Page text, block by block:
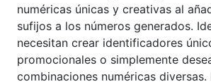
numéricas únicas y creativas al
sufijos a los números generados.
necesitan crear identificadores
promocionales o simplemente
combinaciones numéricas